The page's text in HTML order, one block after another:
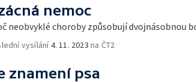
nemoc
neobvyklé choroby způsobují dvojnásobnou
vysílání4. 11. 2023 na ČT2
znamení psa